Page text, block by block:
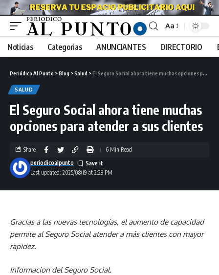
Aa
Noticias Categorias ANUNCIANTES DIRECTORIO
Periódico Al Punto >Blog >Salud >El Seguro Social ahora tiene muchas opciones para atender a sus clientes
SALUD
El Seguro Social ahora tiene muchas
opciones para atender a sus clientes
Last updated: 2025/08/19 at 2:28 PM
periodicoalpunto
Share 6 Min Read
Gracias a las nuevas tecnologías, el aumento de capacidad
permite al Seguro Social atender a más clientes con mayor
rapidez.
Informacion del Seguro Social.